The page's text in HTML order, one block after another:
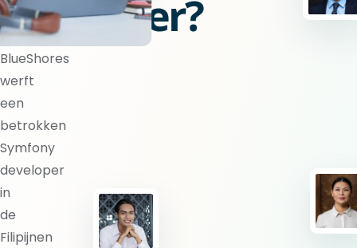
developer?
BlueShores
werft
een
betrokken
Symfony
developer
in
de
Filipijnen